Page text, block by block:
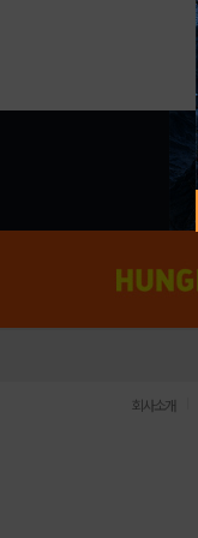
회사소개